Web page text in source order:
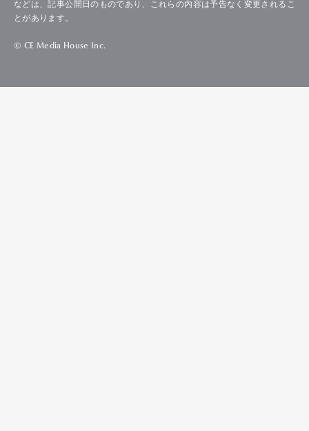
などは、記事公開日のものであり、これらの内容は予告なく変更されるこ
とがあります。
© CE Media House Inc.